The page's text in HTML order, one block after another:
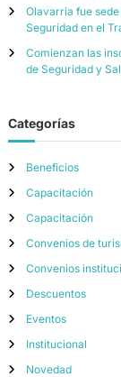
Olavarria fue
Seguridad en el
Comienzan las
de Seguridad y
Categorías
Beneficios
Capacitación
Capacitación
Convenios de
Convenios
Descuentos
Eventos
Institucional
Novedad